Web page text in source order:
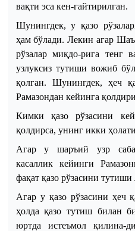
вақти эса кен-гайтирилган.
Шунингдек, у қазо
ҳам бўлади. Лекин агар Шаъ
рўзалар миқдо-рига тенг
узлуксиз тутиши вожиб
қолган. Шунингдек, ҳеч
Рамазондан кейинга
Кимки қазо рўзасини
қолдирса, унинг икки
Агар у шаръий узр
касаллик кейинги
фақат қазо рўзасини
Агар у қазо рўзасини ҳеч
ҳолда қазо тутиш билан
юртда истеъмол қилина-